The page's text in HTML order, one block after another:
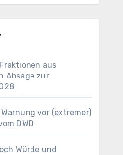
aus
Absage zur
vor (extremer)
DWD
Würde und